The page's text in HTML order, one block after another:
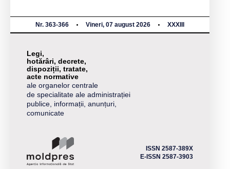
Nr. 363-366 Vineri, 07 august 2026 XXXIII
Legi,
hotărâri, decrete,
dispoziții, tratate,
acte normative
ale organelor centrale
de specialitate ale administrației
publice, informații, anunțuri,
comunicate
ISSN 2587-389X
E-ISSN 2587-3903